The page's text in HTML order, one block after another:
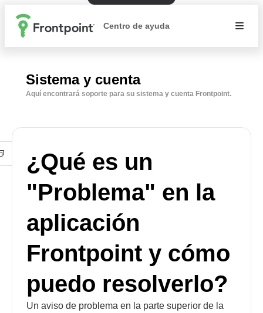
Centro de ayuda
Sistema y cuenta
Aquí encontrará soporte para su sistema y cuenta Frontpoint.
¿Qué es un
"Problema" en la
aplicación
Frontpoint y cómo
puedo resolverlo?
Un aviso de problema en la parte superior de la